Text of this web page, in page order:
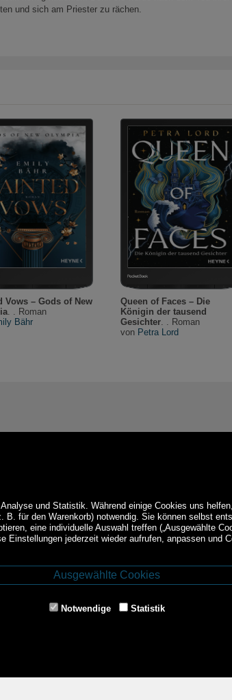
und sich am Priester zu rächen.
Vows – Gods of New
. . Roman
Bähr
Queen of Faces – Die
Königin der tausend
Gesichter. . Roman
von Petra Lord
Service
Impressum
und Statistik. Während einige Cookies uns
für den Warenkorb) notwendig. Sie können selbst
eine individuelle Auswahl treffen („Ausgewählte
Einstellungen jederzeit wieder aufrufen, anpassen und
Ausgewählte Cookies
Notwendige Statistik